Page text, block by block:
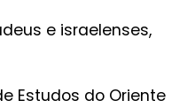
e israelenses,
Estudos do Oriente